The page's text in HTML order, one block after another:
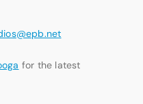
for the latest